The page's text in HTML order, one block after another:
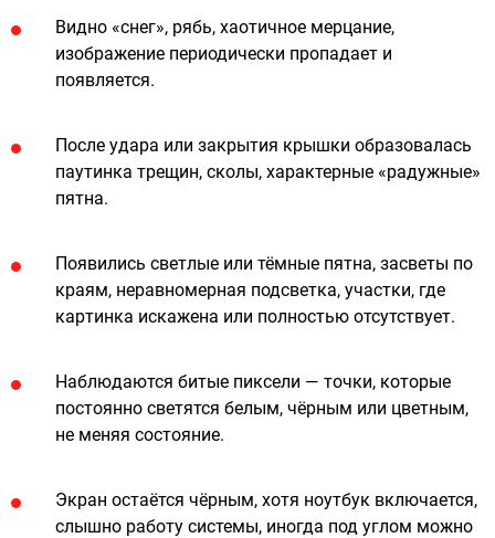
Видно «снег», рябь, хаотичное мерцание,
изображение периодически пропадает и
появляется.
После удара или закрытия крышки образовалась
паутинка трещин, сколы, характерные «радужные»
пятна.
Появились светлые или тёмные пятна, засветы по
краям, неравномерная подсветка, участки, где
картинка искажена или полностью отсутствует.
Наблюдаются битые пиксели — точки, которые
постоянно светятся белым, чёрным или цветным,
не меняя состояние.
Экран остаётся чёрным, хотя ноутбук включается,
слышно работу системы, иногда под углом можно